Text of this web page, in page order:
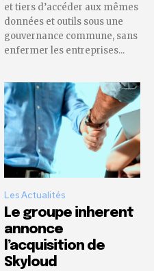
et tiers d’accéder aux mêmes
données et outils sous une
gouvernance commune, sans
enfermer les entreprises...
Les Actualités
Le groupe inherent
annonce
l’acquisition de
Skyloud